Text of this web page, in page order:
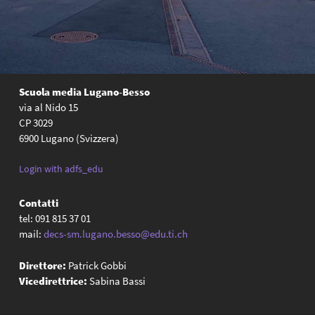
Scuola media Lugano-Besso
via al Nido 15
CP 3029
6900 Lugano (Svizzera)
Login with adfs_edu
Contatti
tel: 091 815 37 01
mail: decs-sm.lugano.besso@edu.ti.ch
Direttore: Patrick Gobbi
Vicedirettrice: Sabina Bassi